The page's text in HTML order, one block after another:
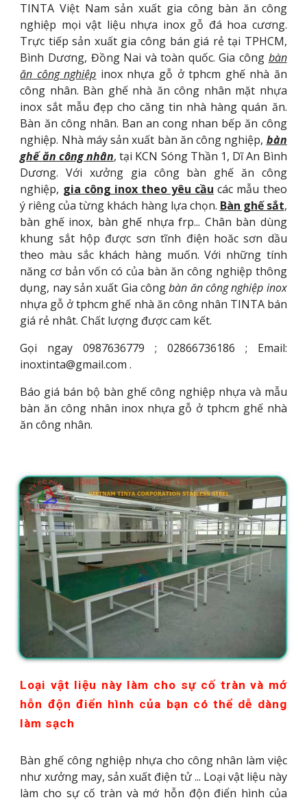
TINTA Việt Nam sản xuất gia công bàn ăn công
nghiệp mọi vật liệu nhựa inox gỗ đá hoa cương.
Trực tiếp sản xuất gia công bán giá rẻ tại TPHCM,
Bình Dương, Đồng Nai và toàn quốc. Gia công bàn
ăn công nghiệp inox nhựa gỗ ở tphcm ghế nhà ăn
công nhân. Bàn ghế nhà ăn công nhân mặt nhựa
inox sắt mẫu đẹp cho căng tin nhà hàng quán ăn.
Bàn ăn công nhân. Ban an cong nhan bếp ăn công
nghiệp. Nhà máy sản xuất bàn ăn công nghiệp, bàn
ghế ăn công nhân, tại KCN Sóng Thần 1, Dĩ An Bình
Dương. Với xưởng gia công bàn ghế ăn công
nghiệp, gia công inox theo yêu cầu các mẫu theo
ý riêng của từng khách hàng lựa chọn. Bàn ghế sắt,
bàn ghế inox, bàn ghế nhựa frp... Chân bàn dùng
khung sắt hộp được sơn tĩnh điện hoăc sơn dầu
theo màu sắc khách hàng muốn. Với những tính
năng cơ bản vốn có của bàn ăn công nghiệp thông
dụng, nay sản xuất Gia côngbàn ăn công nghiệp inox
nhựa gỗ ở tphcm ghế nhà ăn công nhân TINTA bán
giá rẻ nhât. Chất lượng được cam kết.
Gọi ngay 0987636779 ; 02866736186 ; Email:
inoxtinta@gmail.com .
Báo giá bán bộ bàn ghế công nghiệp nhựa và mẫu
bàn ăn công nhân inox nhựa gỗ ở tphcm ghế nhà
ăn công nhân.
Loại vật liệu này làm cho sự cố tràn và mớ
hỗn độn điển hình của bạn có thể dễ dàng
làm sạch
Bàn ghế công nghiệp nhựa cho công nhân làm việc
như xưởng may, sản xuất điện tử ... Loại vật liệu này
làm cho sự cố tràn và mớ hỗn độn điển hình của